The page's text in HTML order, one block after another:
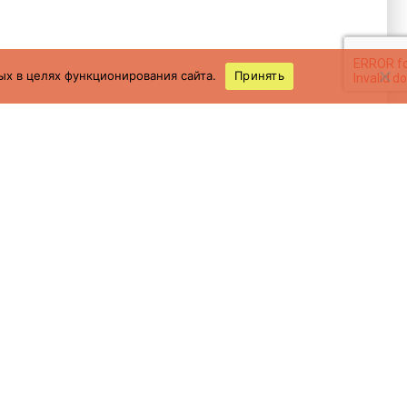
в целях функционирования сайта. Принять